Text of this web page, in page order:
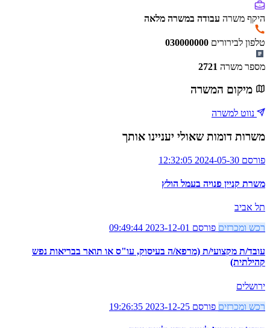
היקף משרה עבודה במשרה מלאה
טלפון לבירורים 030000000
מספר משרה 2721
מיקום המשרה
נווט למשרה
משרות דומות שאולי יעניינו אותך
פורסם 2024-05-30 12:32:05
משרת קניין פנויה בעמל הולץ
תל אביב
רכש ומכרזים פורסם 2023-12-01 09:49:44
עובד/ת מקצועי/ת (מרפא/ה בעיסוק, עו"ס או תואר בבריאות נפש
קהילתית)
ירושלים
רכש ומכרזים פורסם 2023-12-25 19:26:35